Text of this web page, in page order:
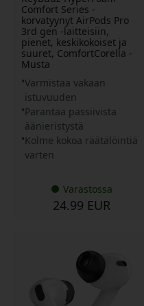
Comfort Series -
korvatyynyt AirPods Pro
3rd gen -laitteisiin,
pienet, keskikokoiset ja
suuret, ComfortCorella -
Musta
Varmistaa vakaan
istuvuuden
Parantaa passiivista
äänieristystä
Kolme kokoa räätälöintiä
varten
Varastossa
24.99 EUR